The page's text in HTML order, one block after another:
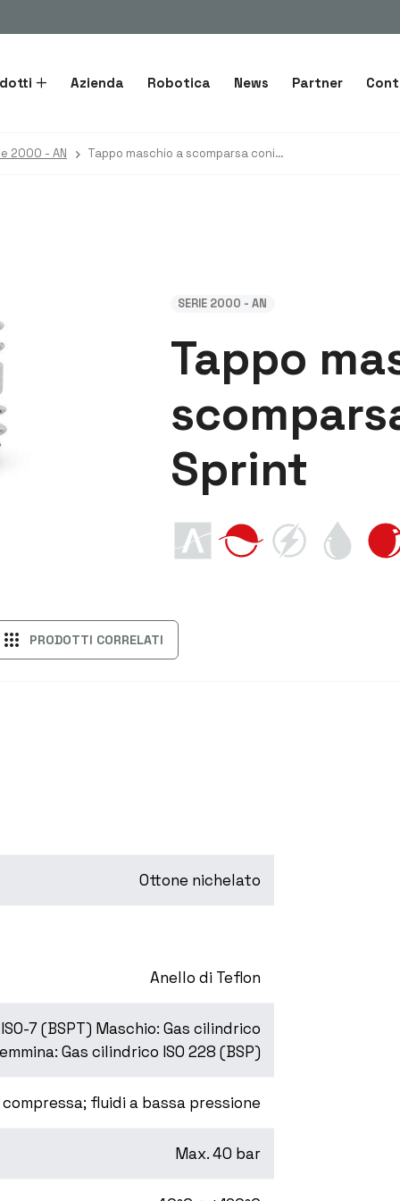
Azienda Robotica News Partner
2000 - AN Tappo maschio a scomparsa conico Sprint
SERIE 2000 - AN
Tappo
Sprint
apps PRODOTTI CORRELATI
Ottone nichelato
Anello di Teflon
7 (BSPT) Maschio: Gas cilindrico
Gas cilindrico ISO 228 (BSP)
fluidi a bassa pressione
Max. 40 bar